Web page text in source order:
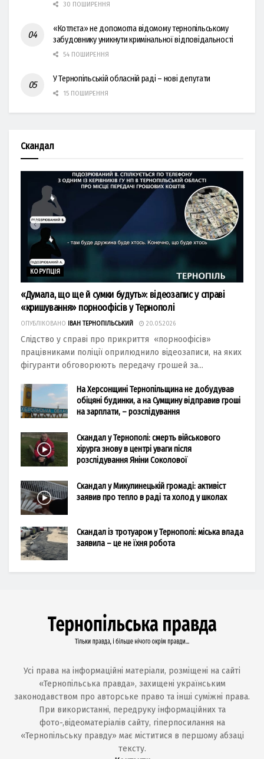
30 ПОШИРЕННЯ
«Котлєта» не допомогла відомому тернопільському
забудовнику уникнути кримінальної відповідальності
54 ПОШИРЕННЯ
У Тернопільській обласній раді – нові депутати
15 ПОШИРЕННЯ
Скандал
КОРУПЦІЯ
«Думала, що ще й сумки будуть»: відеозапис у справі
«кришування» порноофісів у Тернополі
ОПУБЛІКОВАНО ІВАН ТЕРНОПІЛЬСЬКИЙ 20.05.2026
Слідство у справі про прикриття «порноофісів»
працівниками поліції оприлюднило відеозаписи, на яких
фігуранти обговорюють передачу грошей за...
На Херсонщині Тернопільщина не добудував
обіцяні будинки, а на Сумщину відправив гроші
на зарплати, – розслідування
Скандал у Тернополі: смерть військового
хірурга знову в центрі уваги після
розслідування Яніни Соколової
Скандал у Микулинецькій громаді: активіст
заявив про тепло в раді та холод у школах
Скандал із тротуаром у Тернополі: міська влада
заявила – це не їхня робота
Усі права на інформаційні матеріали, розміщені на сайті
«Тернопільська правда», захищені українським
законодавством про авторське право та інші суміжні права.
При використанні, передруку інформаційних та
фото-,відеоматеріалів сайту, гіперпосилання на
«Тернопільську правду» має міститися в першому абзаці
тексту.